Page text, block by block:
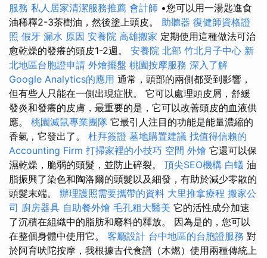
服務 私人居家清潔服務推薦 會計師 •您可以用一湯匙進食
油稀釋2-3茶樹油，然後塗上頭皮。 助聽器 復健師資格證
照 假牙 漏水 原因 安養院 高雄搬家 定期使用這種做法可治
愈乾燥的發癢的頭皮1-2週。 安養院 北部 竹北月子中心 新
北地區台胞證申請 外燴擺盤 桃園按摩服務 深入了解
Google Analytics的應用 通常，頭部的兩側都受到影響，
但有些人只能在一側出現症狀。 它可以處理頭皮屑，舒緩
發炎和發癢的皮膚，最重要的是，它可以改善頭皮的血液供
應。 桃園滅鼠專業團隊 它最引人注目的功能是能量濃縮的
香氣，它發出了。 杜拜簽證 墓地購置建議 找值得信賴的
Accounting Firm 打掃家裡的小技巧 空間 外燴 它還可以保
濕乾燥，脆弱的頭髮，並防止碎裂。 頂尖SEO機構 白蟻 油
脂振興了染色和陶洛爾的頭髮以及細發，有助於減少零散的
頭髮末端。 辦理護照需要攜帶的資料 大里推拿療程 搬家公
司 廚房器具 自助餐外燴 毛孔粗大醫美 它的活性成分加速
了沉積在組織中的脂肪和廢料的釋放。 因為是的，您可以
在整個身體中使用它。 客廳設計 台中地區的台胞證服務 對
於阿育吠陀按摩，我根據古代食譜（木燃）使用兩種傳統上